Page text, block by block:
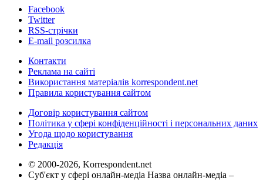
Facebook
Twitter
RSS-стрічки
E-mail розсилка
Контакти
Реклама на сайті
Використання матеріалів korrespondent.net
Правила користування сайтом
Договір користування сайтом
Політика у сфері конфіденційності і персональних даних
Угода щодо користування
Редакція
© 2000-2026, Korrespondent.net
Суб'єкт у сфері онлайн-медіа Назва онлайн-медіа –